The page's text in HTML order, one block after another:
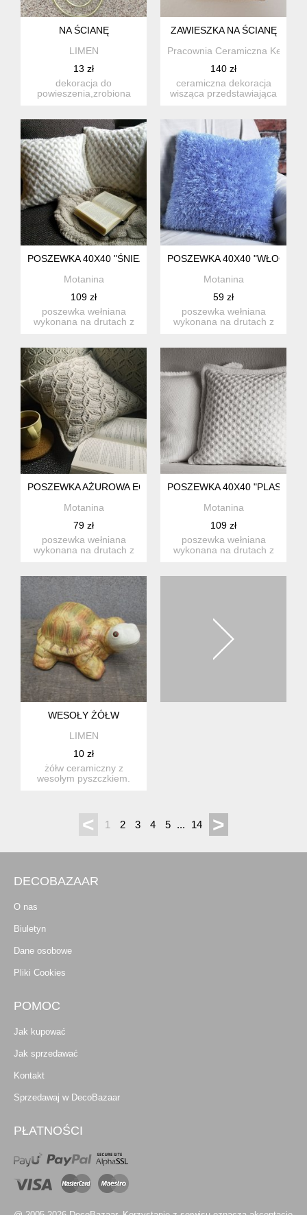
NA ŚCIANĘ
LIMEN
13 zł
dekoracja do
powieszenia,zrobiona
ZAWIESZKA NA ŚCIANĘ
Pracownia Ceramiczna Kesh
140 zł
ceramiczna dekoracja
wisząca przedstawiająca
POSZEWKA 40X40 "ŚNIEŻYNKA" 1 SZT.
Motanina
109 zł
poszewka wełniana
wykonana na drutach z
POSZEWKA 40X40
Motanina
59 zł
poszewka wełniana
wykonana na drutach z
POSZEWKA AŻUROWA ECRU 40X40 1 SZT.
Motanina
79 zł
poszewka wełniana
wykonana na drutach z
POSZEWKA 40X40 "PLASTRY
Motanina
109 zł
poszewka wełniana
wykonana na drutach z
WESOŁY ŻÓŁW
LIMEN
10 zł
żółw ceramiczny z
wesołym pyszczkiem.
< 1 2 3 4 5 ... 14 >
DECOBAZAAR
O nas
Biuletyn
Dane osobowe
Pliki Cookies
POMOC
Jak kupować
Jak sprzedawać
Kontakt
Sprzedawaj w DecoBazaar
PŁATNOŚCI